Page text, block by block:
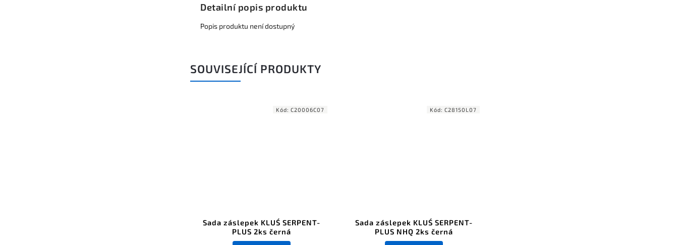
Detailní popis produktu
Popis produktu není dostupný
SOUVISEJÍCÍ PRODUKTY
Sada záslepek KLUŚ SERPENT-
PLUS 2ks černá
Kód: C20006C07
Sada záslepek KLUŚ SERPENT-
PLUS NHQ 2ks černá
Kód: C28150L07